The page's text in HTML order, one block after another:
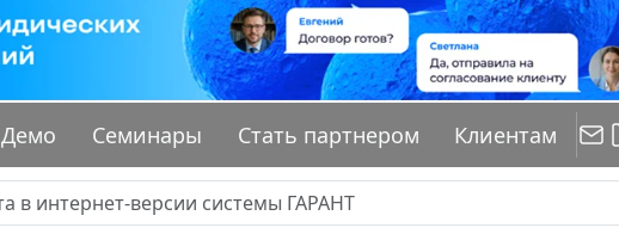
Демо Семинары Стать партнером Клиентам